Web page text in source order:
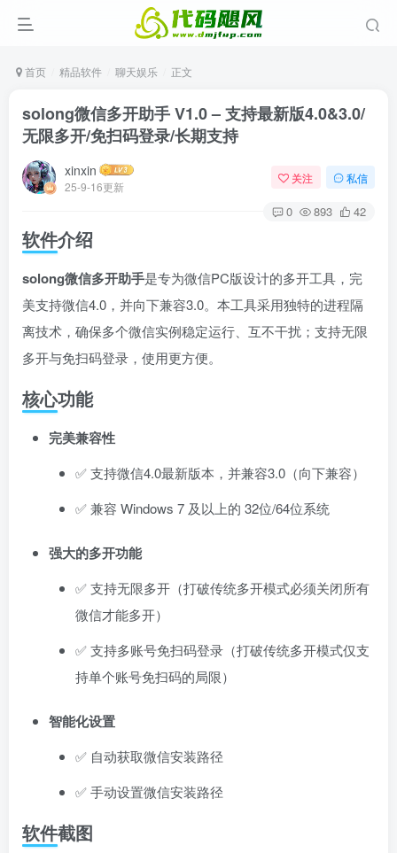
首页 精品软件 聊天娱乐 正文
solong微信多开助手 V1.0 – 支持最新版4.0&3.0/
无限多开/免扫码登录/长期支持
xinxin
25-9-16更新
关注 私信
0 893 42
软件介绍
solong微信多开助手是专为微信PC版设计的多开工具，完
美支持微信4.0，并向下兼容3.0。本工具采用独特的进程隔
离技术，确保多个微信实例稳定运行、互不干扰；支持无限
多开与免扫码登录，使用更方便。
核心功能
完美兼容性
✅ 支持微信4.0最新版本，并兼容3.0（向下兼容）
✅ 兼容 Windows 7 及以上的 32位/64位系统
强大的多开功能
✅ 支持无限多开（打破传统多开模式必须关闭所有
微信才能多开）
✅ 支持多账号免扫码登录（打破传统多开模式仅支
持单个账号免扫码的局限）
智能化设置
✅ 自动获取微信安装路径
✅ 手动设置微信安装路径
软件截图